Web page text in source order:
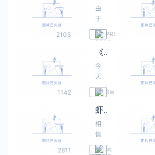
正
式
禁。
在，
官
方
宣
布
开
主
题
曲
的
小
伙
伴
最
近
一
听
说
了
一
件
好
由
于
社
会
舆
变
化
和
大
众
审
美
倦
PRSPY007
2103
站
《黑神话：悟空》开场主题曲在QQ音乐、酷狗、酷我正式首发
今
天
上
午
10
《黑
神
话：
Swag.Live
1142
爱
刀 虾米音乐要复活？
相
信
喜
玩
2811 爱